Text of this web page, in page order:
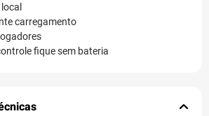
carregamento
fique sem bateria